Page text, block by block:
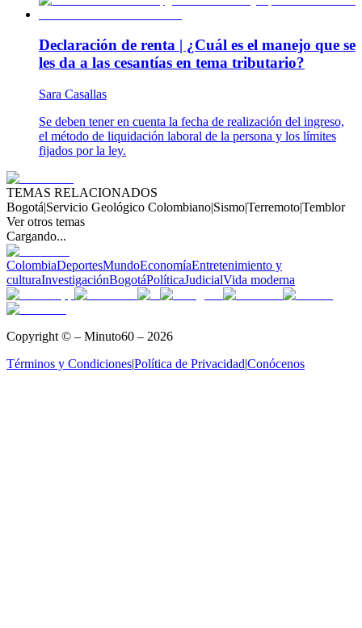
Declaración de renta | ¿Cuál es el manejo que se
les da a las cesantías en tema tributario?
Sara Casallas
Se deben tener en cuenta la fecha de realización del ingreso,
el método de liquidación laboral de la persona y los límites
fijados por la ley.
TEMAS RELACIONADOS
Bogotá|Servicio Geológico Colombiano|Sismo|Terremoto|Temblor
Ver otros temas
Cargando...
ColombiaDeportesMundoEconomíaEntretenimiento y
culturaInvestigaciónBogotáPolíticaJudicialVida moderna
Copyright © – Minuto60 – 2026
Términos y Condiciones|Política de Privacidad|Conócenos